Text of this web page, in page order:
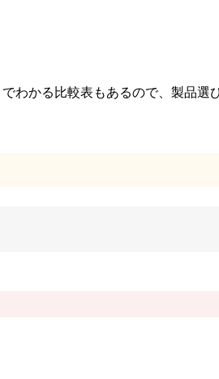
わかる比較表もあるので、製品選